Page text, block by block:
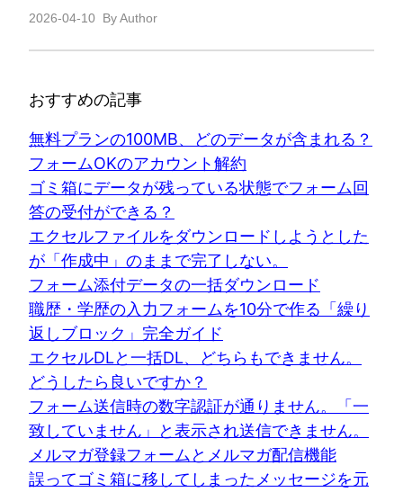
2026-04-10 By Author
おすすめの記事
無料プランの100MB、どのデータが含まれる？
フォームOKのアカウント解約
ゴミ箱にデータが残っている状態でフォーム回
答の受付ができる？
エクセルファイルをダウンロードしようとした
が「作成中」のままで完了しない。
フォーム添付データの一括ダウンロード
職歴・学歴の入力フォームを10分で作る「繰り
返しブロック」完全ガイド
エクセルDLと一括DL、どちらもできません。
どうしたら良いですか？
フォーム送信時の数字認証が通りません。「一
致していません」と表示され送信できません。
メルマガ登録フォームとメルマガ配信機能
誤ってゴミ箱に移してしまったメッセージを元